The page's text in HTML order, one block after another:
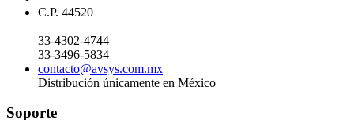
C.P. 44520
33-4302-4744
33-3496-5834
contacto@avsys.com.mx
Distribución únicamente en México
Soporte